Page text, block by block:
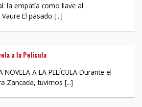
la empatía como llave al
El pasado [...]
a la Película
NOVELA A LA PELÍCULA Durante el
Zancada, tuvimos [...]